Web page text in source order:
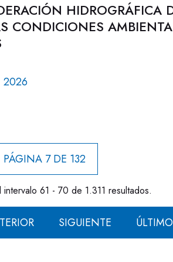
HIDROGRÁFICA
CONDICIONES
2026
PÁGINA 7 DE 132
61 - 70 de 1.311 resultados.
SIGUIENTE